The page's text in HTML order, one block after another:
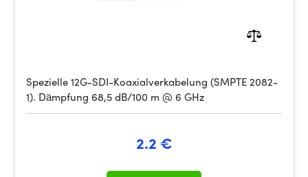
Spezielle 12G-SDI-Koaxialverkabelung (SMPTE 2082-
1). Dämpfung 68,5 dB/100 m @ 6 GHz
2.2 €